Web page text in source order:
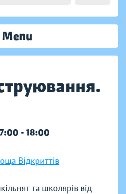
Menu
- 18:00
Відкриттів
та школярів від